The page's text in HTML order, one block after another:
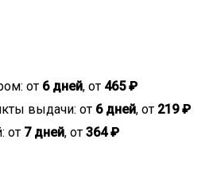
от 6 дней, от 465 ₽
выдачи: от 6 дней, от 219 ₽
от 7 дней, от 364 ₽